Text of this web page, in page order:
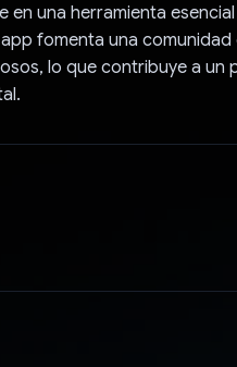
en una herramienta
fomenta una
lo que contribuye a un